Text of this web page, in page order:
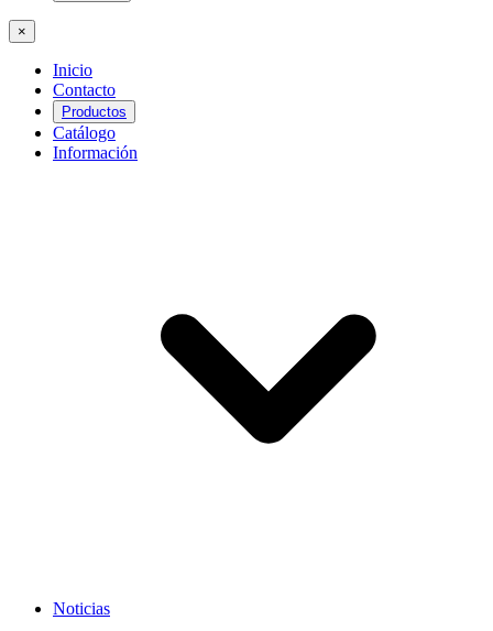
×
Inicio
Contacto
Productos
Catálogo
Información
Noticias